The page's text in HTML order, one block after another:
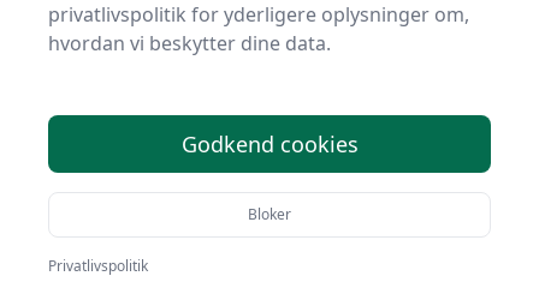
Topliste over de 0
2025
Find de bedste garnspinderier på Håndarbejde Online!
Vi har udvalgt 0 top-produkter, så du er sikret kvalitet
og værdi.
privatlivspolitik for yderligere oplysninger om,
hvordan vi beskytter dine data.
Godkend cookies
Bloker
Privatlivspolitik